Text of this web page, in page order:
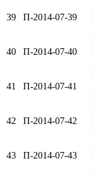
39 П-2014-07-39
40 П-2014-07-40
41 П-2014-07-41
42 П-2014-07-42
43 П-2014-07-43